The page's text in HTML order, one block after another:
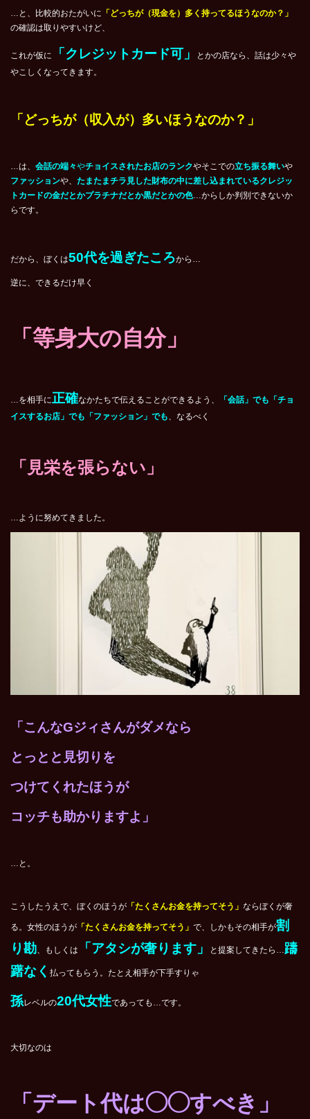
…と、比較的おたがいに 「どっちが（現金を）多く持ってるほうなのか？」
の確認は取りやすいけど、
これが仮に 「クレジットカード可」
とかの店なら、話は少々や
やこしくなってきます。
「どっちが（収入が）多いほうなのか？」
…は、 会話の端々やチョイスされたお店のランクやそこでの立ち振る舞いや
ファッションや、 たまたまチラ見した財布の中に差し込まれているクレジッ
トカードの金だとかプラチナだとか黒だとかの色…からしか判別できないか
らです。
だから、ぼくは50代を過ぎたころから…
逆に、できるだけ早く
「等身大の自分」
…を相手に正確なかたちで伝えることができるよう、
「会話」でも「チョ
イスするお店」でも「ファッション」でも、なるべく
「見栄を張らない」
…ように努めてきました。
「こんなGジィさんがダメなら
とっとと見切りを
つけてくれたほうが
コッチも助かりますよ」
…と。
こうしたうえで、ぼくのほうが 「たくさんお金を持ってそう」 ならぼくが奢
る。女性のほうが 「たくさんお金を持ってそう」 で、しかもその相手が割
り勘、もしくは 「アタシが奢ります」 と提案してきたら…躊
躇なく 払ってもらう。たとえ相手が下手すりゃ
孫レベルの20代女性であっても…です。
大切なのは
「デート代は◯◯すべき」